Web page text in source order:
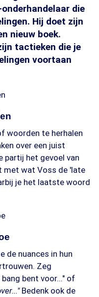
die
Hij doet zijn
nieuw boek.
tactieken die je
voortaan
woorden te herhalen
over een juist
partij het gevoel van
met wat Voss de 'late
je het laatste woord
de nuances in hun
Zeg
bent voor..." of
Bedenk ook de